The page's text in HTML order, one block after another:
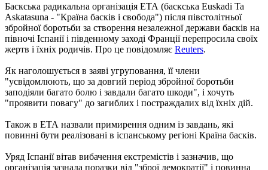
Баскська радикальна організація ЕТА (баскська Euskadi Ta
Askatasuna - "Країна басків і свобода") після півстолітньої
збройної боротьби за створення незалежної держави басків на
півночі Іспанії і південному заході Франції перепросила своїх
жертв і їхніх родичів. Про це повідомляє Reuters.
Як наголошується в заяві угруповання, її члени
"усвідомлюють, що за довгий період збройної боротьби
заподіяли багато болю і завдали багато шкоди", і хочуть
"проявити повагу" до загиблих і постраждалих від їхніх дій.
Також в ЕТА назвали примирення одним із завдань, які
повинні бути реалізовані в іспанському регіоні Країна басків.
Уряд Іспанії вітав вибачення екстремістів і зазначив, що
організація зазнала поразки від "зброї демократії" і повинна